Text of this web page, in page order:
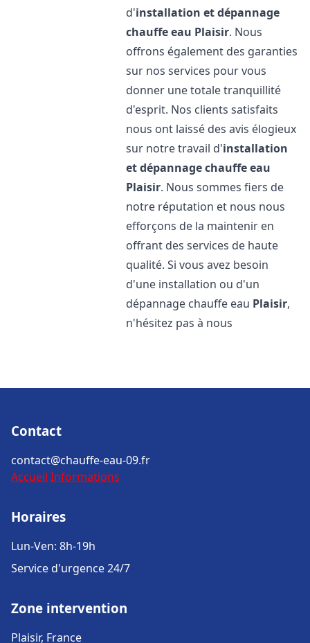
d'installation et dépannage
chauffe eau Plaisir. Nous
offrons également des garanties
sur nos services pour vous
donner une totale tranquillité
d'esprit. Nos clients satisfaits
nous ont laissé des avis élogieux
sur notre travail d'installation
et dépannage chauffe eau
Plaisir. Nous sommes fiers de
notre réputation et nous nous
efforçons de la maintenir en
offrant des services de haute
qualité. Si vous avez besoin
d'une installation ou d'un
dépannage chauffe eau Plaisir,
n'hésitez pas à nous
Contact
contact@chauffe-eau-09.fr
Accueil Informations
Horaires
Lun-Ven: 8h-19h
Service d'urgence 24/7
Zone intervention
Plaisir, France